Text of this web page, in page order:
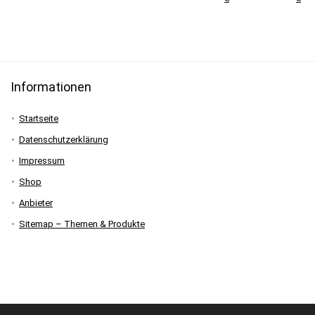
Informationen
Startseite
Datenschutzerklärung
Impressum
Shop
Anbieter
Sitemap – Themen & Produkte